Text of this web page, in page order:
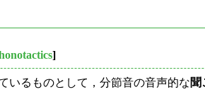
]
いるものとして，分節音の音声的な聞